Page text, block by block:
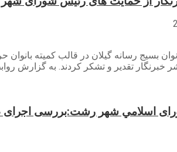
بسیج رسانه گیلان در قالب کمیته
خبرنگار تقدیر و تشکر کردند. به گزارش
اسلامي شهر رشت:بررسی